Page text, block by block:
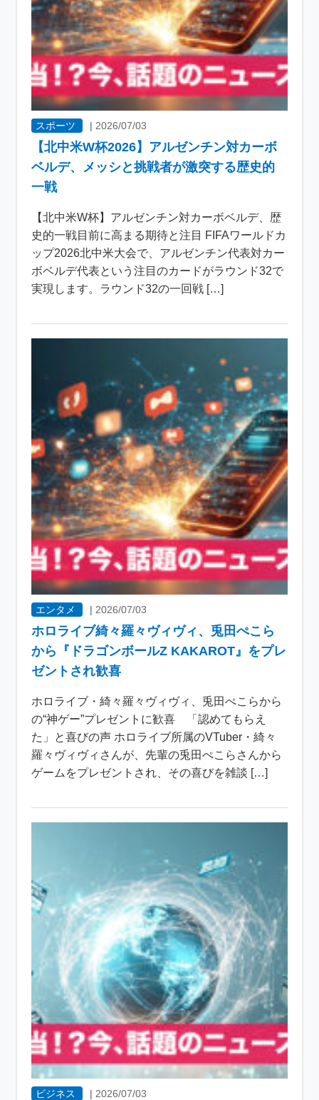
スポーツ | 2026/07/03
【北中米W杯2026】アルゼンチン対カーボ
ベルデ、メッシと挑戦者が激突する歴史的
一戦
【北中米W杯】アルゼンチン対カーボベルデ、歴
史的一戦目前に高まる期待と注目 FIFAワールドカ
ップ2026北中米大会で、アルゼンチン代表対カー
ボベルデ代表という注目のカードがラウンド32で
実現します。ラウンド32の一回戦 […]
エンタメ | 2026/07/03
ホロライブ綺々羅々ヴィヴィ、兎田ぺこら
から『ドラゴンボールZ KAKAROT』をプレ
ゼントされ歓喜
ホロライブ・綺々羅々ヴィヴィ、兎田ぺこらから
の“神ゲー”プレゼントに歓喜 「認めてもらえ
た」と喜びの声 ホロライブ所属のVTuber・綺々
羅々ヴィヴィさんが、先輩の兎田ぺこらさんから
ゲームをプレゼントされ、その喜びを雑談 […]
ビジネス | 2026/07/03